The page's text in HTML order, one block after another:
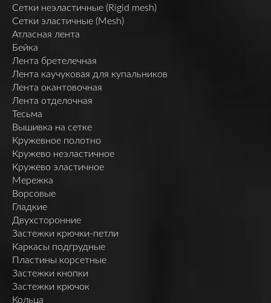
Сетки неэластичные (Rigid mesh)
Сетки эластичные (Mesh)
Атласная лента
Бейка
Лента бретелечная
Лента каучуковая для купальников
Лента окантовочная
Лента отделочная
Тесьма
Вышивка на сетке
Кружевное полотно
Кружево неэластичное
Кружево эластичное
Мережка
Ворсовые
Гладкие
Двухсторонние
Застежки крючки-петли
Каркасы подгрудные
Пластины корсетные
Застежки кнопки
Застежки крючок
Кольца